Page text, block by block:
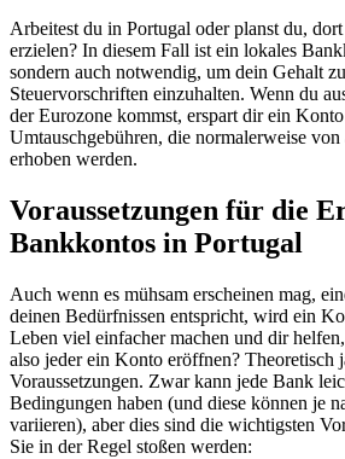
Arbeitest du in Portugal oder planst du,
erzielen? In diesem Fall ist ein lokales
sondern auch notwendig, um dein Gehalt
Steuervorschriften einzuhalten. Wenn du
der Eurozone kommst, erspart dir ein
Umtauschgebühren, die normalerweise
erhoben werden.
Voraussetzungen für die
Bankkontos in Portugal
Auch wenn es mühsam erscheinen mag,
deinen Bedürfnissen entspricht, wird ein
Leben viel einfacher machen und dir
also jeder ein Konto eröffnen? Theoretisch
Voraussetzungen. Zwar kann jede Bank
Bedingungen haben (und diese können je
variieren), aber dies sind die wichtigsten
Sie in der Regel stoßen werden: